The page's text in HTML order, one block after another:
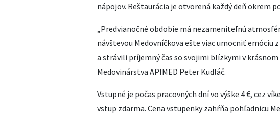
nápojov. Reštaurácia je otvorená každý deň okrem
„Predvianočné obdobie má nezameniteľnú
návštevou Medovníčkova ešte viac umocniť emóciu
a strávili príjemný čas so svojimi blízkymi v
Medovinárstva APIMED Peter Kudláč.
Vstupné je počas pracovných dní vo výške 4 €, cez
vstup zdarma. Cena vstupenky zahŕňa pohľadnicu